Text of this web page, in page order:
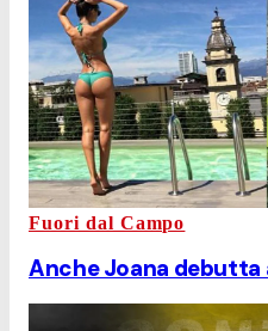
Fuori dal Campo
Anche Joana debutta